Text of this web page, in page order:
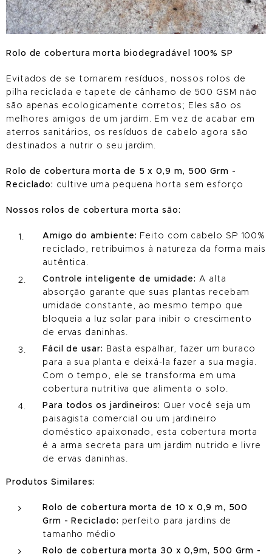
Rolo de cobertura morta biodegradável 100% SP
Evitados de se tornarem resíduos, nossos rolos de
pilha reciclada e tapete de cânhamo de 500 GSM não
são apenas ecologicamente corretos; Eles são os
melhores amigos de um jardim. Em vez de acabar em
aterros sanitários, os resíduos de cabelo agora são
destinados a nutrir o seu jardim.
Rolo de cobertura morta de 5 x 0,9 m, 500 Grm -
Reciclado: cultive uma pequena horta sem esforço
Nossos rolos de cobertura morta são:
Amigo do ambiente: Feito com cabelo SP 100%
reciclado, retribuimos à natureza da forma mais
autêntica.
Controle inteligente de umidade:A alta
absorção garante que suas plantas recebam
umidade constante, ao mesmo tempo que
bloqueia a luz solar para inibir o crescimento
de ervas daninhas.
Fácil de usar: Basta espalhar, fazer um buraco
para a sua planta e deixá-la fazer a sua magia.
Com o tempo, ele se transforma em uma
cobertura nutritiva que alimenta o solo.
Para todos os jardineiros: Quer você seja um
paisagista comercial ou um jardineiro
doméstico apaixonado, esta cobertura morta
é a arma secreta para um jardim nutrido e livre
de ervas daninhas.
Produtos Similares:
Rolo de cobertura morta de 10 x 0,9 m, 500
Grm - Reciclado: perfeito para jardins de
tamanho médio
Rolo de cobertura morta 30 x 0,9m, 500 Grm -